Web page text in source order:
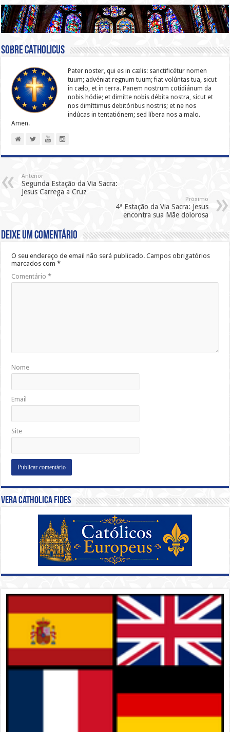
Sobre catholicus
Pater noster, qui es in cælis: sanc­ti­ficétur nomen
tuum; advéniat regnum tuum; fiat volúntas tua, sicut
in cælo, et in terra. Panem nostrum cotidiánum da
nobis hódie; et dimítte nobis débita nostra, sicut et
nos dimíttimus debitóribus nostris; et ne nos
indúcas in ten­ta­tiónem; sed líbera nos a malo.
Amen.
Anterior
Segunda Estação da Via Sacra:
Jesus Carrega a Cruz
Próximo
4ª Estação da Via Sacra: Jesus
encontra sua Mãe dolorosa
Deixe um comentário
O seu endereço de email não será publicado. Campos obrigatórios
marcados com*
Comentário*
Nome
Email
Site
Vera Catholica Fides